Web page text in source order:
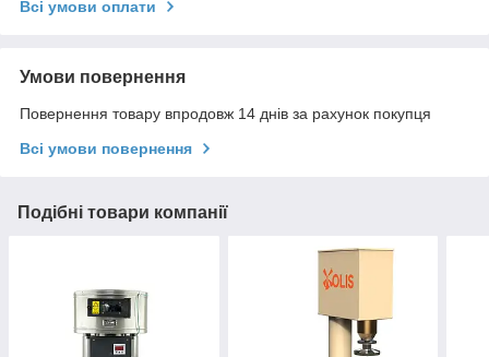
Всі умови оплати
Умови повернення
Повернення товару впродовж 14 днів за рахунок покупця
Всі умови повернення
Подібні товари компанії